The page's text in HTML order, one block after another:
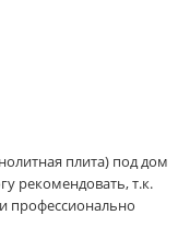
плита) под дом
рекомендовать, т.к.
профессионально